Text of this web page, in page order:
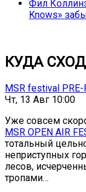
Фил
Knows»
КУДА
MSR festival
Чт, 13 Авг 10:00
Уже совсем
MSR OPEN AIR
тотальный
неприступных
лесов,
тропами…